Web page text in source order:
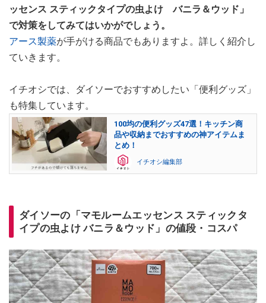
ッセンス スティックタイプの虫よけ バニラ＆ウッド」
で対策をしてみてはいかがでしょう。
アース製薬が手がける商品でもありますよ。詳しく紹介し
ていきます。
イチオシでは、ダイソーでおすすめしたい「便利グッズ」
も特集しています。
100均の便利グッズ47選！キッチン商
品や収納までおすすめの神アイテムま
とめ！
イチオシ編集部
ダイソーの「マモルームエッセンス スティックタ
イプの虫よけ バニラ＆ウッド」の値段・コスパ